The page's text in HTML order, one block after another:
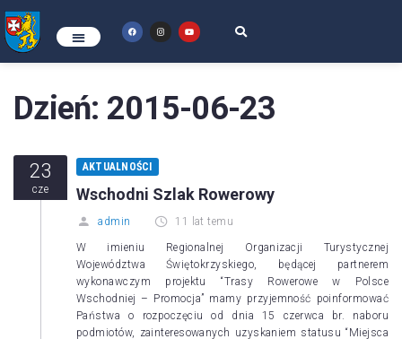
Dzień: 2015-06-23
23
cze
AKTUALNOŚCI
Wschodni Szlak Rowerowy
admin 11 lat temu
W imieniu Regionalnej Organizacji Turystycznej
Województwa Świętokrzyskiego, będącej partnerem
wykonawczym projektu “Trasy Rowerowe w Polsce
Wschodniej – Promocja” mamy przyjemność poinformować
Państwa o rozpoczęciu od dnia 15 czerwca br. naboru
podmiotów, zainteresowanych uzyskaniem statusu “Miejsca